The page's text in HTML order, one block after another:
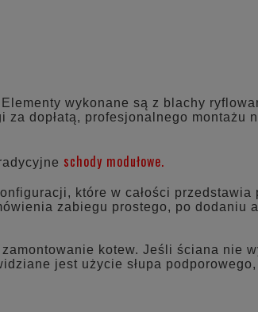
Elementy wykonane są z blachy
dopłatą, profesjonalnego montażu
schody modułowe.
które w całości przedstawia
zabiegu prostego, po dodaniu
kotew. Jeśli ściana nie
jest użycie słupa